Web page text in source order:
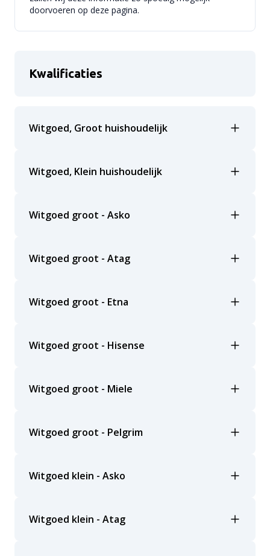
doorvoeren op deze pagina.
Kwalificaties
Witgoed, Groot huishoudelijk
Witgoed, Klein huishoudelijk
Witgoed groot - Asko
Witgoed groot - Atag
Witgoed groot - Etna
Witgoed groot - Hisense
Witgoed groot - Miele
Witgoed groot - Pelgrim
Witgoed klein - Asko
Witgoed klein - Atag